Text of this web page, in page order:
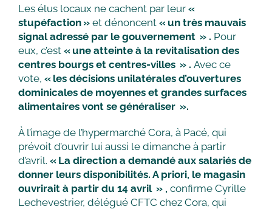
Les élus locaux ne cachent par leur «
stupéfaction » et dénoncent « un très mauvais
signal adressé par le gouvernement » . Pour
eux, c’est « une atteinte à la revitalisation des
centres bourgs et centres-villes » . Avec ce
vote, « les décisions unilatérales d’ouvertures
dominicales de moyennes et grandes surfaces
alimentaires vont se généraliser ».
À l’image de l’hypermarché Cora, à Pacé, qui
prévoit d’ouvrir lui aussi le dimanche à partir
d’avril. « La direction a demandé aux salariés de
donner leurs disponibilités. A priori, le magasin
ouvrirait à partir du 14 avril » , confirme Cyrille
Lechevestrier, délégué CFTC chez Cora, qui